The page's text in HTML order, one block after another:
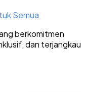
Semua
berkomitmen
dan terjangkau